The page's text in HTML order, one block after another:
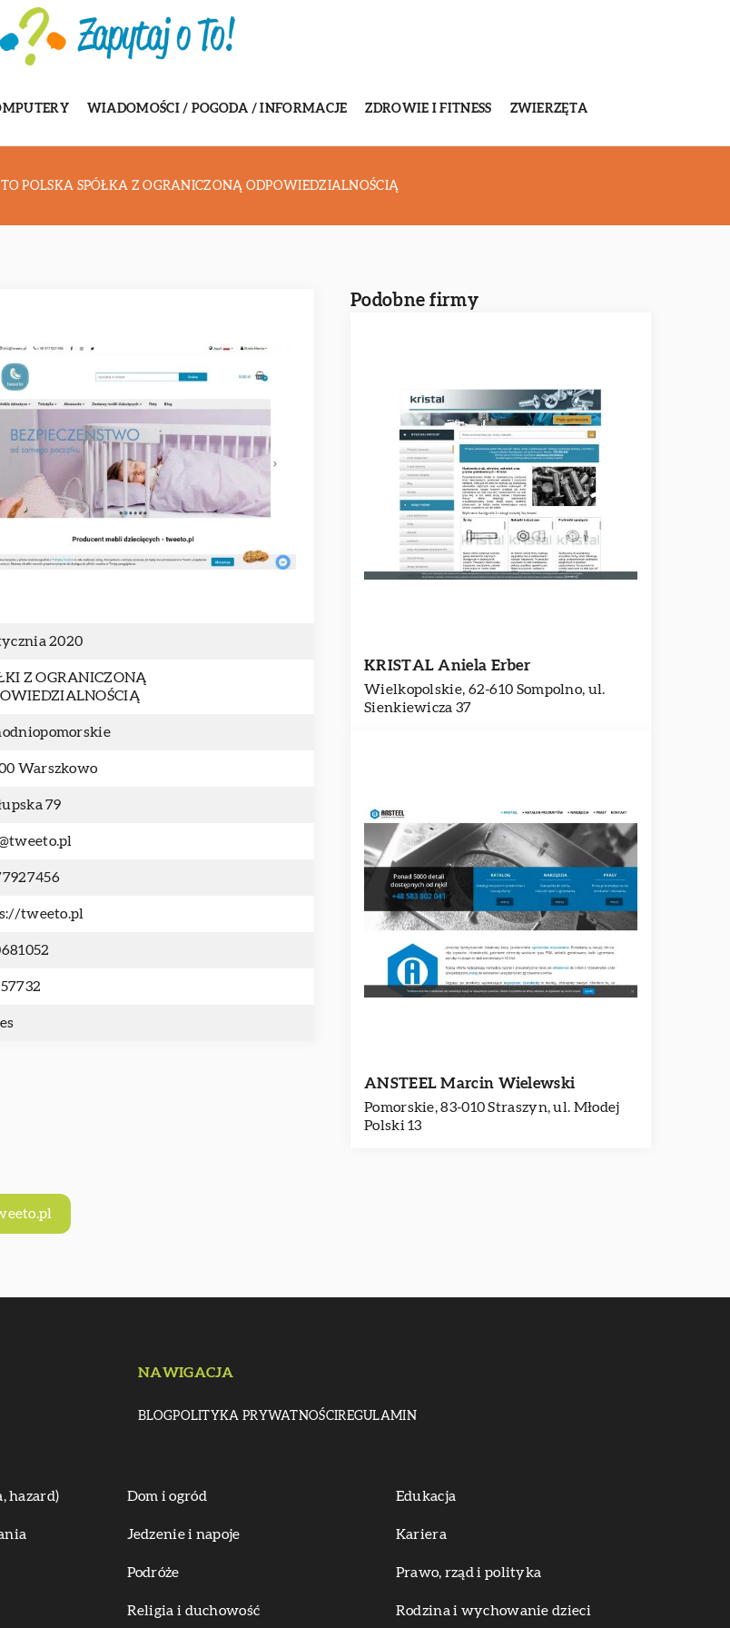
WIADOMOŚCI / POGODA / INFORMACJE ZDROWIE I FITNESS ZWIERZĘTA
POLSKA SPÓŁKA Z OGRANICZONĄ ODPOWIEDZIALNOŚCIĄ
2020
Z OGRANICZONĄ
Warszkowo
79
tweeto.pl
Podobne firmy
KRISTAL Aniela Erber
Wielkopolskie, 62-610 Sompolno, ul.
Sienkiewicza 37
ANSTEEL Marcin Wielewski
Pomorskie, 83-010 Straszyn, ul. Młodej
Polski 13
NAWIGACJA
BLOGPOLITYKA PRYWATNOŚCIREGULAMIN
hazard) Dom i ogród Edukacja
Jedzenie i napoje Kariera
Podróże Prawo, rząd i polityka
Religia i duchowość Rodzina i wychowanie dzieci